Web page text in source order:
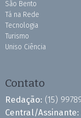
São Bento
Tá na Rede
Tecnologia
Turismo
Uniso Ciência
Contato
Redação: (15)
Central/Assinante: